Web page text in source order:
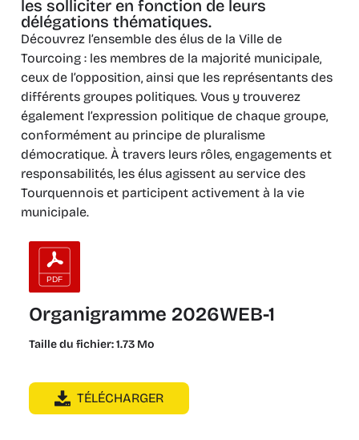
les solliciter en fonction de leurs
délégations thématiques.
Découvrez l’ensemble des élus de la Ville de
Tourcoing : les membres de la majorité municipale,
ceux de l’opposition, ainsi que les représentants des
différents groupes politiques. Vous y trouverez
également l’expression politique de chaque groupe,
conformément au principe de pluralisme
démocratique. À travers leurs rôles, engagements et
responsabilités, les élus agissent au service des
Tourquennois et participent activement à la vie
municipale.
Organigramme 2026WEB-1
Taille du fichier: 1.73 Mo
TÉLÉCHARGER